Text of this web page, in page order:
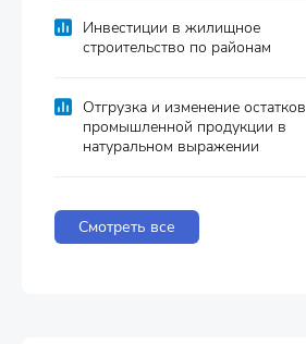
Инвестиции в жилищное
строительство по районам
Отгрузка и изменение остатков
промышленной продукции в
натуральном выражении
Смотреть все